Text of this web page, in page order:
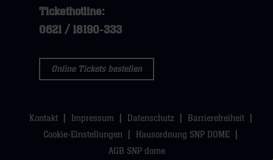
Tickethotline:
0621 / 18190-333
Online Tickets bestellen
Kontakt Impressum Datenschutz
Barrierefreiheit
Cookie-Einstellungen
Hausordnung SNP DOME
AGB SNP dome